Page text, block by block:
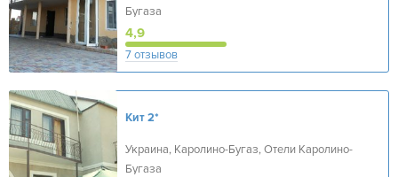
Бугаза
4,9
7 отзывов
Кит2*
Украина, Каролино-Бугаз, Отели Каролино-
Бугаза